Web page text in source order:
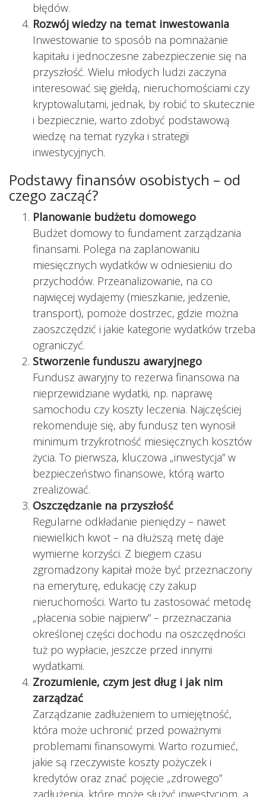
błędów.
Rozwój wiedzy na temat inwestowania
Inwestowanie to sposób na pomnażanie
kapitału i jednoczesne zabezpieczenie się na
przyszłość. Wielu młodych ludzi zaczyna
interesować się giełdą, nieruchomościami czy
kryptowalutami, jednak, by robić to skutecznie
i bezpiecznie, warto zdobyć podstawową
wiedzę na temat ryzyka i strategii
inwestycyjnych.
Podstawy finansów osobistych – od
czego zacząć?
Planowanie budżetu domowego
Budżet domowy to fundament zarządzania
finansami. Polega na zaplanowaniu
miesięcznych wydatków w odniesieniu do
przychodów. Przeanalizowanie, na co
najwięcej wydajemy (mieszkanie, jedzenie,
transport), pomoże dostrzec, gdzie można
zaoszczędzić i jakie kategorie wydatków trzeba
ograniczyć.
Stworzenie funduszu awaryjnego
Fundusz awaryjny to rezerwa finansowa na
nieprzewidziane wydatki, np. naprawę
samochodu czy koszty leczenia. Najczęściej
rekomenduje się, aby fundusz ten wynosił
minimum trzykrotność miesięcznych kosztów
życia. To pierwsza, kluczowa „inwestycja” w
bezpieczeństwo finansowe, którą warto
zrealizować.
Oszczędzanie na przyszłość
Regularne odkładanie pieniędzy – nawet
niewielkich kwot – na dłuższą metę daje
wymierne korzyści. Z biegiem czasu
zgromadzony kapitał może być przeznaczony
na emeryturę, edukację czy zakup
nieruchomości. Warto tu zastosować metodę
„płacenia sobie najpierw” – przeznaczania
określonej części dochodu na oszczędności
tuż po wypłacie, jeszcze przed innymi
wydatkami.
Zrozumienie, czym jest dług i jak nim
zarządzać
Zarządzanie zadłużeniem to umiejętność,
która może uchronić przed poważnymi
problemami finansowymi. Warto rozumieć,
jakie są rzeczywiste koszty pożyczek i
kredytów oraz znać pojęcie „zdrowego”
zadłużenia, które może służyć inwestycjom, a